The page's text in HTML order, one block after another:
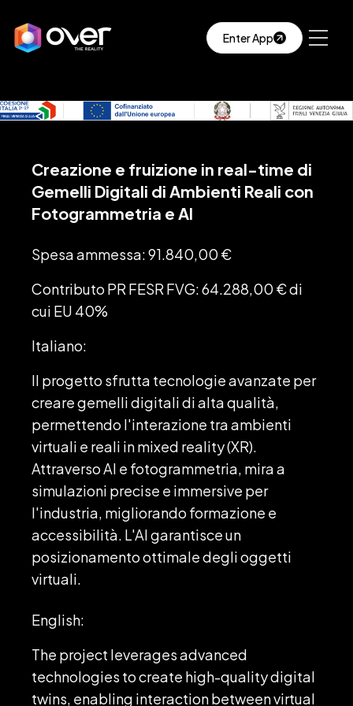
Enter App
Creazione e fruizione in real-time di
Gemelli Digitali di Ambienti Reali con
Fotogrammetria e AI
Spesa ammessa: 91.840,00 €
Contributo PR FESR FVG: 64.288,00 € di
cui EU 40%
Italiano:
Il progetto sfrutta tecnologie avanzate per
creare gemelli digitali di alta qualità,
permettendo l'interazione tra ambienti
virtuali e reali in mixed reality (XR).
Attraverso AI e fotogrammetria, mira a
simulazioni precise e immersive per
l'industria, migliorando formazione e
accessibilità. L'AI garantisce un
posizionamento ottimale degli oggetti
virtuali.
English:
The project leverages advanced
technologies to create high-quality digital
twins, enabling interaction between virtual